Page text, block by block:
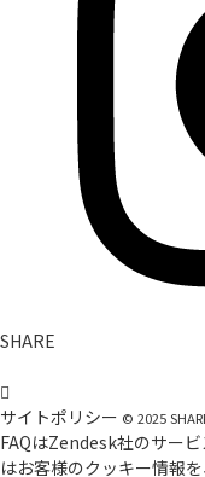
SHARE
サイトポリシー © 2025
FAQはZendesk社のサー
はお客様のクッキー情報